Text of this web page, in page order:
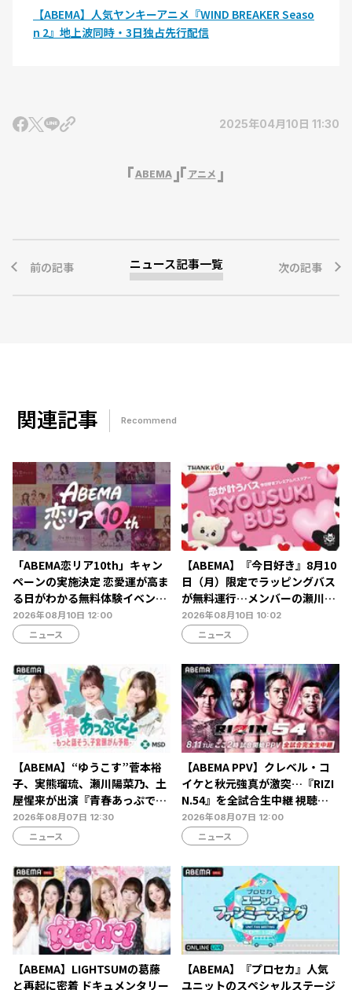
【ABEMA】人気ヤンキーアニメ『WIND BREAKER Seaso
n 2』地上波同時・3日独占先行配信
2025年04月10日 11:30
ABEMA アニメ
前の記事 ニュース記事一覧 次の記事
関連記事 Recommend
「ABEMA恋リア10th」キャン
ペーンの実施決定 恋愛運が高ま
る日がわかる無料体験イベント
や人気シリーズの無料放送も
2026年08月10日 12:00
ニュース
【ABEMA】『今日好き』8月10
日（月）限定でラッピングバス
が無料運行…メンバーの瀬川陽
菜乃＆米澤りあが乗車
2026年08月10日 10:02
ニュース
【ABEMA】“ゆうこす”菅本裕
子、実熊瑠琉、瀬川陽菜乃、土
屋惺来が出演『青春あっぷで～
と -もっと話そう、子宮頸がん
予防-』放送決定…恋愛・人間
関係からカラダの悩みまで本音
トーク
2026年08月07日 12:30
ニュース
【ABEMA PPV】クレベル・コ
イケと秋元強真が激突…『RIZI
N.54』を全試合生中継 視聴チ
ケット販売中
2026年08月07日 12:00
ニュース
【ABEMA】LIGHTSUMの葛藤
と再起に密着 ドキュメンタリー
【ABEMA】『プロセカ』人気
ユニットのスペシャルステージ